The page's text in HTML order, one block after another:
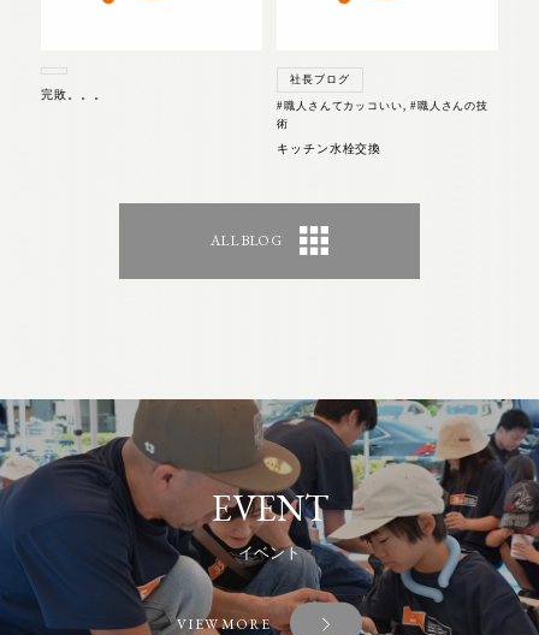
完敗。。。
社長ブログ
#職人さんてカッコいい, #職人さんの技
術
キッチン水栓交換
ALL BLOG
EVENT
イベント
VIEW MORE